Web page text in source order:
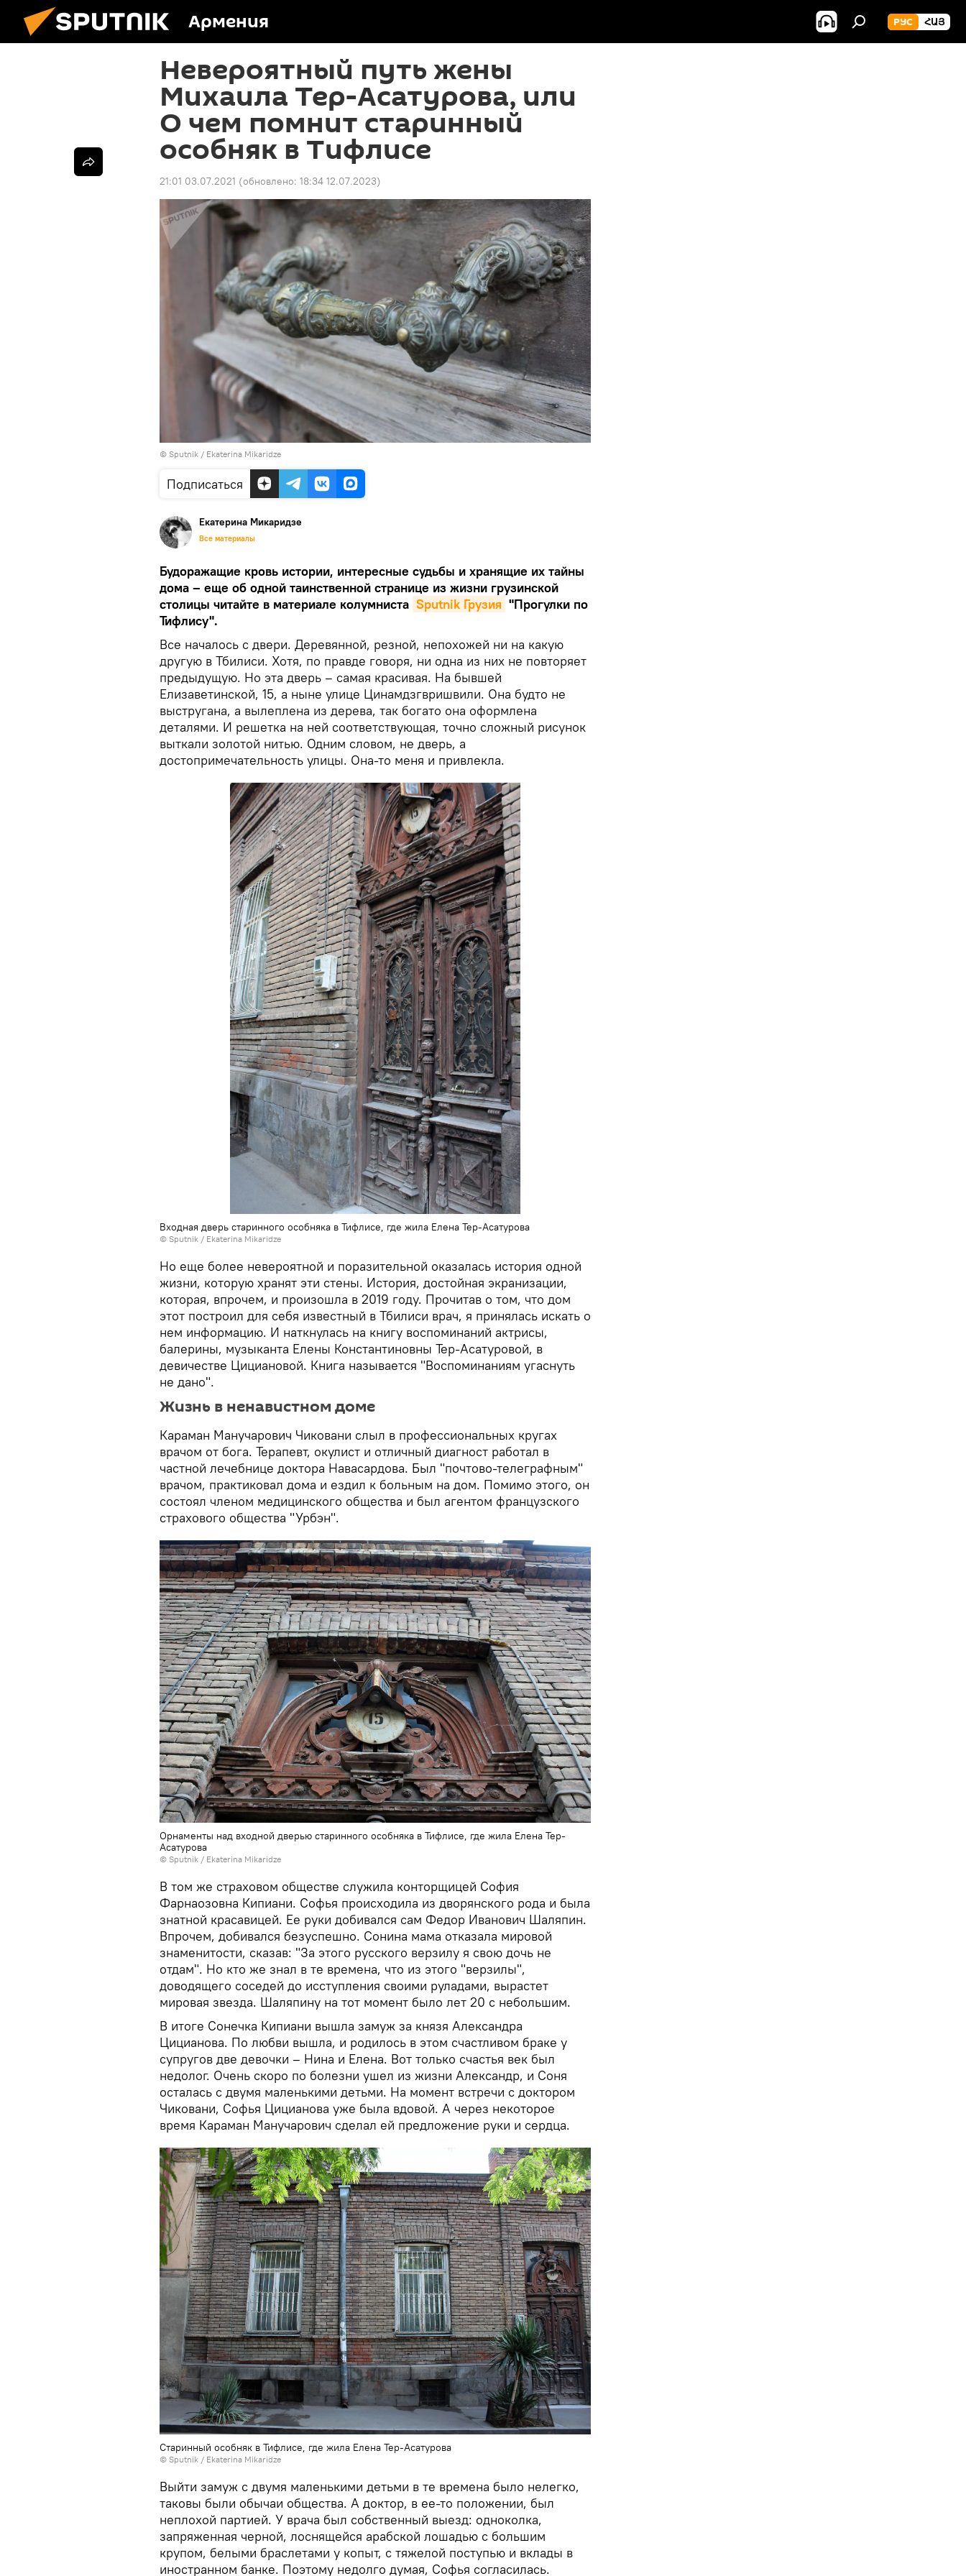
Армения РУС ՀԱՅ
Невероятный путь жены
Михаила Тер-Асатурова, или
О чем помнит старинный
особняк в Тифлисе
21:01 03.07.2021 (обновлено: 18:34 12.07.2023)
© Sputnik / Ekaterina Mikaridze
Подписаться
Екатерина Микаридзе
Все материалы
Будоражащие кровь истории, интересные судьбы и хранящие их тайны
дома – еще об одной таинственной странице из жизни грузинской
столицы читайте в материале колумниста Sputnik Грузия "Прогулки по
Тифлису".
Все началось с двери. Деревянной, резной, непохожей ни на какую
другую в Тбилиси. Хотя, по правде говоря, ни одна из них не повторяет
предыдущую. Но эта дверь – самая красивая. На бывшей
Елизаветинской, 15, а ныне улице Цинамдзгвришвили. Она будто не
выстругана, а вылеплена из дерева, так богато она оформлена
деталями. И решетка на ней соответствующая, точно сложный рисунок
выткали золотой нитью. Одним словом, не дверь, а
достопримечательность улицы. Она-то меня и привлекла.
Входная дверь старинного особняка в Тифлисе, где жила Елена Тер-Асатурова
© Sputnik / Ekaterina Mikaridze
Но еще более невероятной и поразительной оказалась история одной
жизни, которую хранят эти стены. История, достойная экранизации,
которая, впрочем, и произошла в 2019 году. Прочитав о том, что дом
этот построил для себя известный в Тбилиси врач, я принялась искать о
нем информацию. И наткнулась на книгу воспоминаний актрисы,
балерины, музыканта Елены Константиновны Тер-Асатуровой, в
девичестве Цициановой. Книга называется "Воспоминаниям угаснуть
не дано".
Жизнь в ненавистном доме
Караман Манучарович Чиковани слыл в профессиональных кругах
врачом от бога. Терапевт, окулист и отличный диагност работал в
частной лечебнице доктора Навасардова. Был "почтово-телеграфным"
врачом, практиковал дома и ездил к больным на дом. Помимо этого, он
состоял членом медицинского общества и был агентом французского
страхового общества "Урбэн".
Орнаменты над входной дверью старинного особняка в Тифлисе, где жила Елена Тер-
Асатурова
© Sputnik / Ekaterina Mikaridze
В том же страховом обществе служила конторщицей София
Фарнаозовна Кипиани. Софья происходила из дворянского рода и была
знатной красавицей. Ее руки добивался сам Федор Иванович Шаляпин.
Впрочем, добивался безуспешно. Сонина мама отказала мировой
знаменитости, сказав: "За этого русского верзилу я свою дочь не
отдам". Но кто же знал в те времена, что из этого "верзилы",
доводящего соседей до исступления своими руладами, вырастет
мировая звезда. Шаляпину на тот момент было лет 20 с небольшим.
В итоге Сонечка Кипиани вышла замуж за князя Александра
Цицианова. По любви вышла, и родилось в этом счастливом браке у
супругов две девочки – Нина и Елена. Вот только счастья век был
недолог. Очень скоро по болезни ушел из жизни Александр, и Соня
осталась с двумя маленькими детьми. На момент встречи с доктором
Чиковани, Софья Цицианова уже была вдовой. А через некоторое
время Караман Манучарович сделал ей предложение руки и сердца.
Старинный особняк в Тифлисе, где жила Елена Тер-Асатурова
© Sputnik / Ekaterina Mikaridze
Выйти замуж с двумя маленькими детьми в те времена было нелегко,
таковы были обычаи общества. А доктор, в ее-то положении, был
неплохой партией. У врача был собственный выезд: одноколка,
запряженная черной, лоснящейся арабской лошадью с большим
крупом, белыми браслетами у копыт, с тяжелой поступью и вклады в
иностранном банке. Поэтому недолго думая, Софья согласилась.